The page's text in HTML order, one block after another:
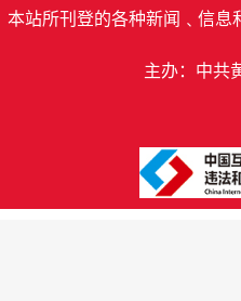
本站所刊登的各种新闻﹑信息
主办：中共